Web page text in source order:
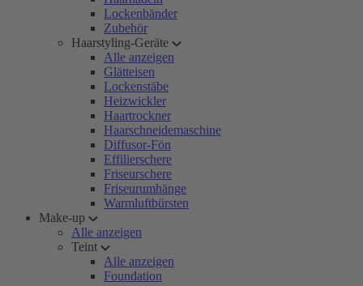
Lockenbänder
Zubehör
Haarstyling-Geräte
Alle anzeigen
Glätteisen
Lockenstäbe
Heizwickler
Haartrockner
Haarschneidemaschine
Diffusor-Fön
Effilierschere
Friseurschere
Friseurumhänge
Warmluftbürsten
Make-up
Alle anzeigen
Teint
Alle anzeigen
Foundation